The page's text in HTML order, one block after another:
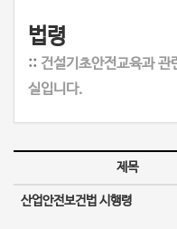
법령
:: 건설기초안전교육과 관
실입니다.
제목
산업안전보건법 시행령